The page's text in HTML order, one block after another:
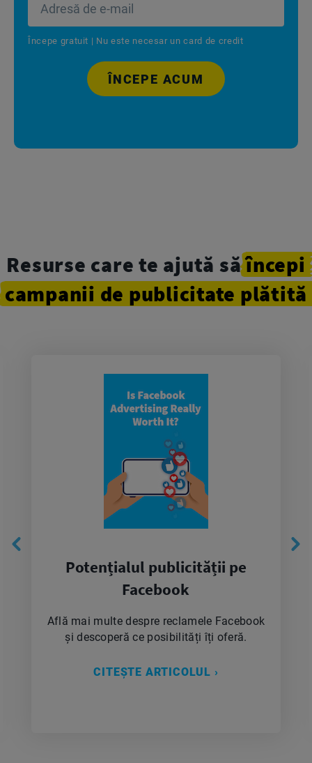
Începe gratuit | Nu este necesar un card de credit
ÎNCEPE ACUM
Resurse care te ajută săîncepi
campanii de publicitate plătită
Potențialul publicității pe
Facebook
Află mai multe despre reclamele Facebook
și descoperă ce posibilități îți oferă.
CITEȘTE ARTICOLUL ›